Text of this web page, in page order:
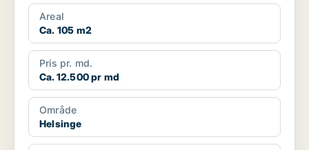
Areal
Ca. 105 m2
Pris pr. md.
Ca. 12.500 pr md
Område
Helsinge